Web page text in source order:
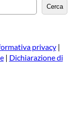
Cerca
privacy|
| Dichiarazione di